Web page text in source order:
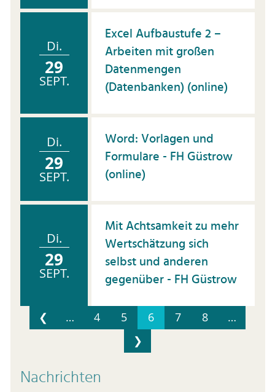
Di.
29
SEPT.
Excel Aufbaustufe 2 –
Arbeiten mit großen
Datenmengen
(Datenbanken) (online)
Di.
29
SEPT.
Word: Vorlagen und
Formulare - FH Güstrow
(online)
Di.
29
SEPT.
Mit Achtsamkeit zu mehr
Wertschätzung sich
selbst und anderen
gegenüber - FH Güstrow
❮ … 4 5 6 7 8
…
❯
Nachrichten